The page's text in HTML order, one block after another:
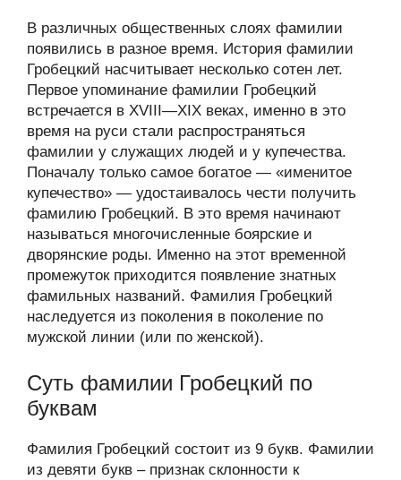
В различных общественных слоях фамилии
появились в разное время. История фамилии
Гробецкий насчитывает несколько сотен лет.
Первое упоминание фамилии Гробецкий
встречается в XVIII—XIX веках, именно в это
время на руси стали распространяться
фамилии у служащих людей и у купечества.
Поначалу только самое богатое — «именитое
купечество» — удостаивалось чести получить
фамилию Гробецкий. В это время начинают
называться многочисленные боярские и
дворянские роды. Именно на этот временной
промежуток приходится появление знатных
фамильных названий. Фамилия Гробецкий
наследуется из поколения в поколение по
мужской линии (или по женской).
Суть фамилии Гробецкий по
буквам
Фамилия Гробецкий состоит из 9 букв. Фамилии
из девяти букв – признак склонности к